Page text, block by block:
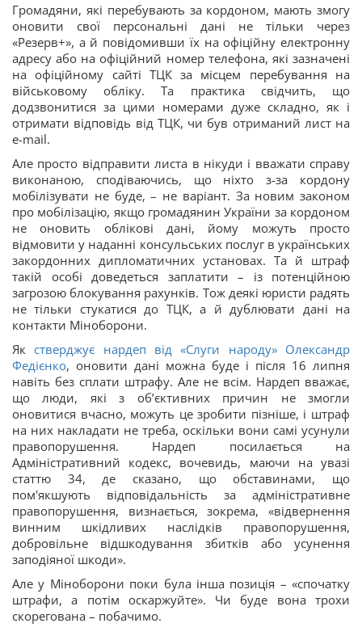
Громадяни, які перебувають за кордоном, мають змогу
оновити свої персональні дані не тільки через
«Резерв+», а й повідомивши їх на офіційну електронну
адресу або на офіційний номер телефона, які зазначені
на офіційному сайті ТЦК за місцем перебування на
військовому обліку. Та практика свідчить, що
додзвонитися за цими номерами дуже складно, як і
отримати відповідь від ТЦК, чи був отриманий лист на
e-mail.
Але просто відправити листа в нікуди і вважати справу
виконаною, сподіваючись, що ніхто з-за кордону
мобілізувати не буде, – не варіант. За новим законом
про мобілізацію, якщо громадянин України за кордоном
не оновить облікові дані, йому можуть просто
відмовити у наданні консульських послуг в українських
закордонних дипломатичних установах. Та й штраф
такій особі доведеться заплатити – із потенційною
загрозою блокування рахунків. Тож деякі юристи радять
не тільки стукатися до ТЦК, а й дублювати дані на
контакти Міноборони.
Якстверджує нардеп від «Слуги народу» Олександр
Федієнко, оновити дані можна буде і після 16 липня
навіть без сплати штрафу. Але не всім. Нардеп вважає,
що люди, які з об’єктивних причин не змогли
оновитися вчасно, можуть це зробити пізніше, і штраф
на них накладати не треба, оскільки вони самі усунули
правопорушення. Нардеп посилається на
Адміністративний кодекс, вочевидь, маючи на увазі
статтю 34, де сказано, що обставинами, що
пом'якшують відповідальність за адміністративне
правопорушення, визнається, зокрема, «відвернення
винним шкідливих наслідків правопорушення,
добровільне відшкодування збитків або усунення
заподіяної шкоди».
Але у Міноборони поки була інша позиція – «спочатку
штрафи, а потім оскаржуйте». Чи буде вона трохи
скорегована – побачимо.